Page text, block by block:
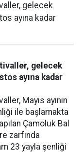
gelecek
ayına kadar
gelecek
ayına kadar
Mayıs ayının
ile başlamakta
Çamoluk Bal
zarfında
23 yayla şenliği